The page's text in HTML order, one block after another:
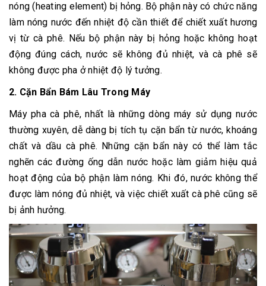
nóng (heating element) bị hỏng. Bộ phận này có chức năng
làm nóng nước đến nhiệt độ cần thiết để chiết xuất hương
vị từ cà phê. Nếu bộ phận này bị hỏng hoặc không hoạt
động đúng cách, nước sẽ không đủ nhiệt, và cà phê sẽ
không được pha ở nhiệt độ lý tưởng.
2. Cặn Bẩn Bám Lâu Trong Máy
Máy pha cà phê, nhất là những dòng máy sử dụng nước
thường xuyên, dễ dàng bị tích tụ cặn bẩn từ nước, khoáng
chất và dầu cà phê. Những cặn bẩn này có thể làm tắc
nghẽn các đường ống dẫn nước hoặc làm giảm hiệu quả
hoạt động của bộ phận làm nóng. Khi đó, nước không thể
được làm nóng đủ nhiệt, và việc chiết xuất cà phê cũng sẽ
bị ảnh hưởng.